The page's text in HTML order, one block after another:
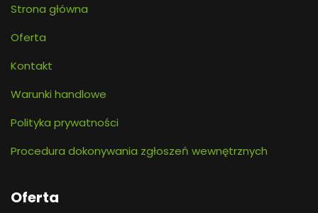
Strona główna
Oferta
Kontakt
Warunki handlowe
Polityka prywatności
Procedura dokonywania zgłoszeń wewnętrznych
Oferta